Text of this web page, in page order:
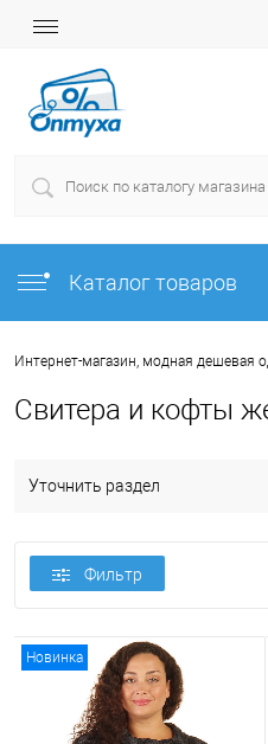
Каталог товаров
Интернет-магазин, модная дешевая
Свитера и кофты
Уточнить раздел
Фильтр
Новинка